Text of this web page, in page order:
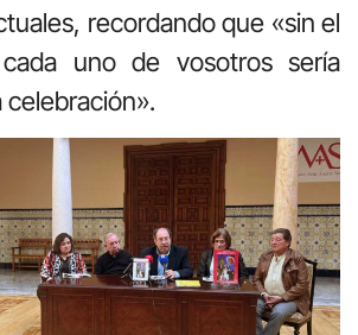
recordando que «sin el
uno de vosotros sería